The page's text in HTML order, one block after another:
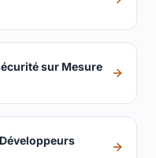
sur Mesure